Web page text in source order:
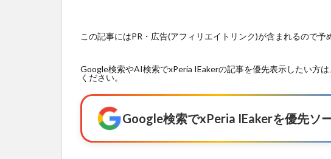
この記事にはPR・広告(アフィリエイトリンク)が含まれるので予
Google検索やAI検索でxPeria IEakerの記事を優先表示したい方
ください。
Google検索でxPeria IEakerを優先ソ